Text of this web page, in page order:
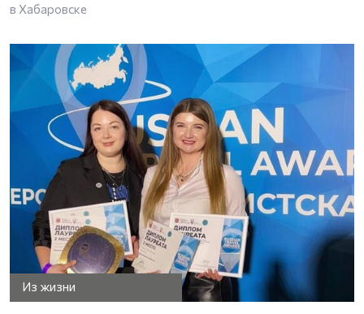
в Хабаровске
Из жизни